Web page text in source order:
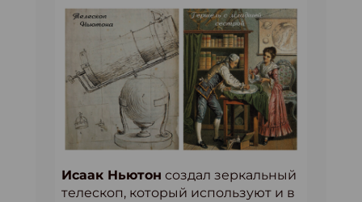
Исаак Ньютон создал зеркальный
телескоп, который используют и в